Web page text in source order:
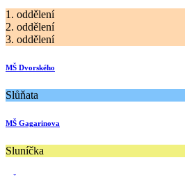
1. oddělení
2. oddělení
3. oddělení
MŠ Dvorského
Slůňata
MŠ Gagarinova
Sluníčka